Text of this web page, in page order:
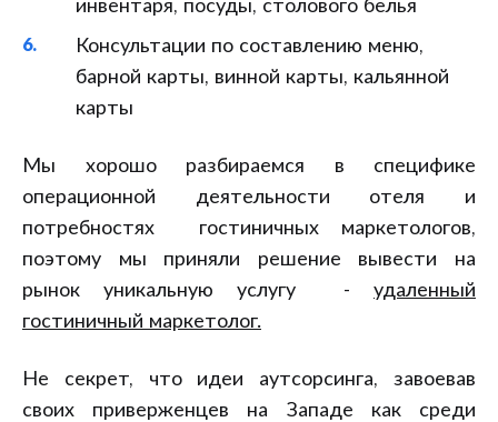
инвентаря, посуды, столового белья
Консультации по составлению меню,
барной карты, винной карты, кальянной
карты
Мы хорошо разбираемся в специфике
операционной деятельности отеля и
потребностях гостиничных маркетологов,
поэтому мы приняли решение вывести на
рынок уникальную услугу - удаленный
гостиничный маркетолог.
Не секрет, что идеи аутсорсинга, завоевав
своих приверженцев на Западе как среди